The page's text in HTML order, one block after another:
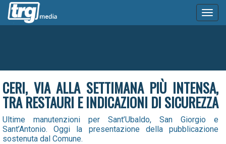
CERI, VIA ALLA SETTIMANA PIÙ INTENSA,
TRA RESTAURI E INDICAZIONI DI SICUREZZA
Ultime manutenzioni per Sant’Ubaldo, San Giorgio e
Sant’Antonio. Oggi la presentazione della pubblicazione
sostenuta dal Comune.